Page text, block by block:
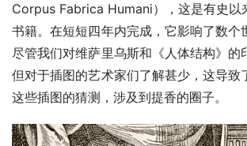
Corpus Fabrica Humani），这是有史以
书籍。在短短四年内完成，它影响了数个
尽管我们对维萨里乌斯和《人体结构》的
但对于插图的艺术家们了解甚少，这导致
这些插图的猜测，涉及到提香的圈子。